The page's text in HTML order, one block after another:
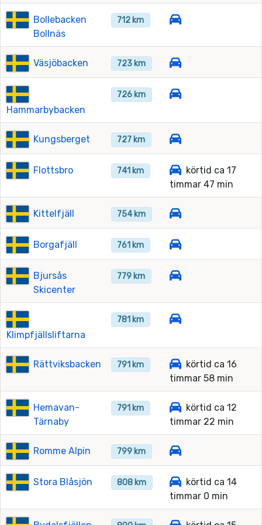
Bollebacken
Bollnäs
712 km
Väsjöbacken 723 km
Hammarbybacken
726 km
Kungsberget 727 km
Flottsbro 741 km
körtid ca 17
timmar 47 min
Kittelfjäll 754 km
Borgafjäll 761 km
Bjursås
Skicenter
779 km
Klimpfjällsliftarna
781 km
Rättviksbacken 791 km
körtid ca 16
timmar 58 min
Hemavan-
Tärnaby
791 km
körtid ca 12
timmar 22 min
Romme Alpin 799 km
Stora Blåsjön 808 km
körtid ca 14
timmar 0 min